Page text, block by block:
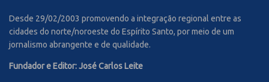
Desde 29/02/2003 promovendo a integração regional entre as
cidades do norte/noroeste do Espírito Santo, por meio de um
jornalismo abrangente e de qualidade.
Fundador e Editor: José Carlos Leite